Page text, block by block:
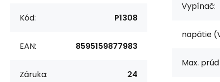
Kód: P1308
EAN: 8595159877983
Záruka: 24
Vypínač:
napätie
Max.